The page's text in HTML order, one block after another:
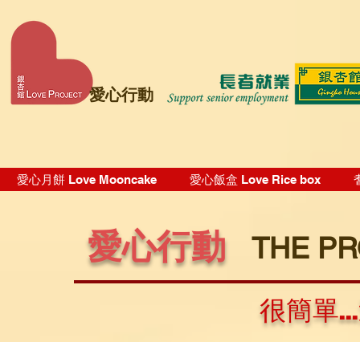
愛心行動
愛心月餅 Love Mooncake 愛心飯盒 Love Rice box
愛心行動 THE
很簡單